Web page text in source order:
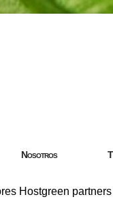
Nosotros